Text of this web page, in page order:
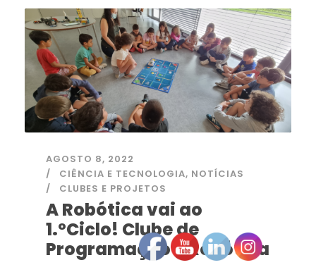
AGOSTO 8, 2022
CIÊNCIA E TECNOLOGIA, NOTÍCIAS
CLUBES E PROJETOS
A Robótica vai ao
1.ºCiclo! Clube de
Programação e Robótica